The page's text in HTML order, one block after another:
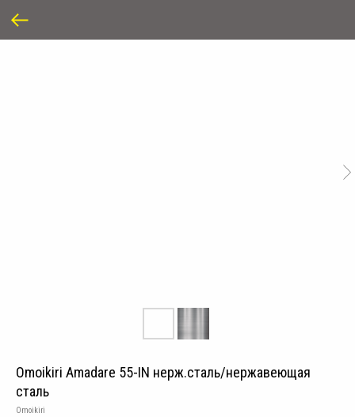
Omoikiri Amadare 55-IN нерж.сталь/нержавеющая
сталь
Omoikiri